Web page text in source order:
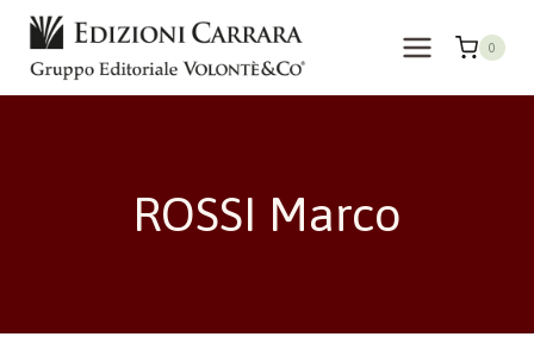
Salta
contenuto
0
ROSSI Marco